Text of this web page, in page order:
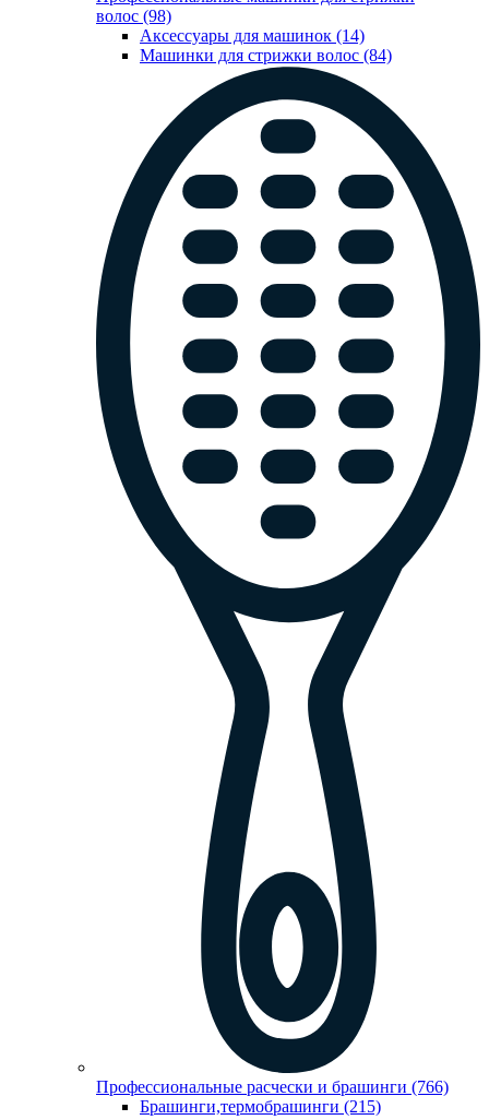
волос (98)
Аксессуары для машинок (14)
Машинки для стрижки волос (84)
Профессиональные расчески и брашинги (766)
Брашинги,термобрашинги (215)